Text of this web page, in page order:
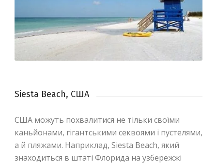
Siesta Beach, США
США можуть похвалитися не тільки своїми
каньйонами, гігантськими секвоями і пустелями,
а й пляжами. Наприклад, Siesta Beach, який
знаходиться в штаті Флорида на узбережжі